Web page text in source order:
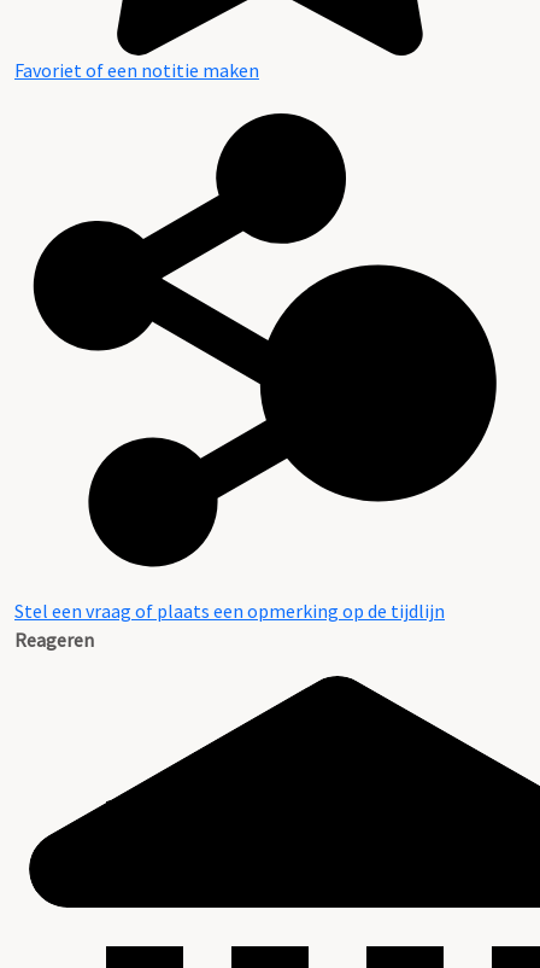
Favoriet of een notitie maken
Stel een vraag of plaats een opmerking op de tijdlijn
Reageren